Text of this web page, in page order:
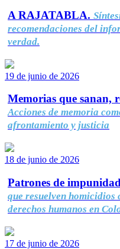
A RAJATABLA.
recomendaciones del
verdad.
19 de junio de 2026
Memorias que sanan,
Acciones de memoria
afrontamiento y justicia
18 de junio de 2026
Patrones de
que resuelven homicidios
derechos humanos en
17 de junio de 2026